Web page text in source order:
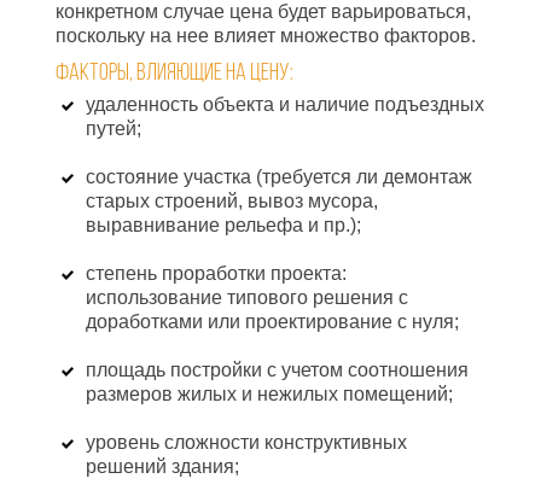
конкретном случае цена будет варьироваться,
поскольку на нее влияет множество факторов.
Факторы, влияющие на цену:
удаленность объекта и наличие подъездных
путей;
состояние участка (требуется ли демонтаж
старых строений, вывоз мусора,
выравнивание рельефа и пр.);
степень проработки проекта:
использование типового решения с
доработками или проектирование с нуля;
площадь постройки с учетом соотношения
размеров жилых и нежилых помещений;
уровень сложности конструктивных
решений здания;